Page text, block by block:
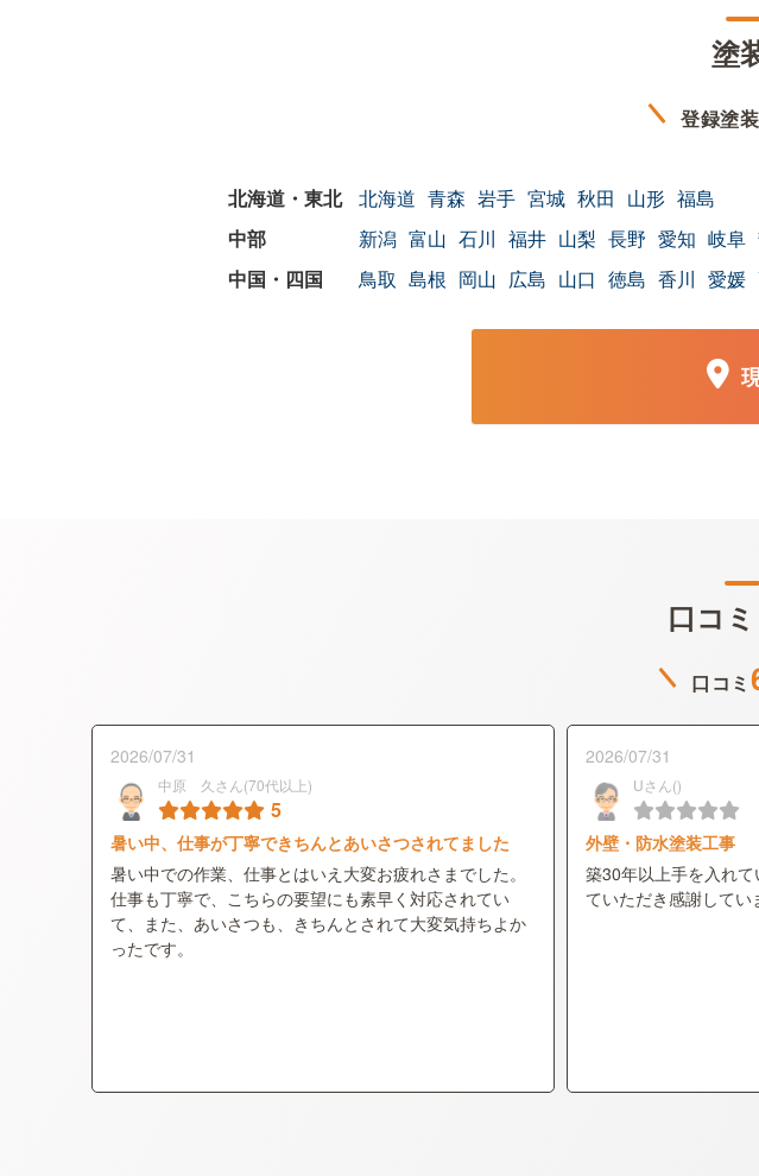
塗
登録塗
北海道 青森 岩手 宮城 秋田 山形 福島
新潟 富山 石川 福井 山梨 長野 愛知 岐阜
鳥取 島根 岡山 広島 山口 徳島 香川 愛媛
口コ
口コミ
2026/07/31
中原 久さん(70代以上)
5
暑い中、仕事が丁寧できちんとあいさつされてました
暑い中での作業、仕事とはいえ大変お疲れさまでした。
仕事も丁寧で、こちらの要望にも素早く対応されてい
て、また、あいさつも、きちんとされて大変気持ちよか
ったです。
2026/07/31
Uさん()
外壁・防水塗装工事
築30年以上手を入れ
ていただき感謝してい